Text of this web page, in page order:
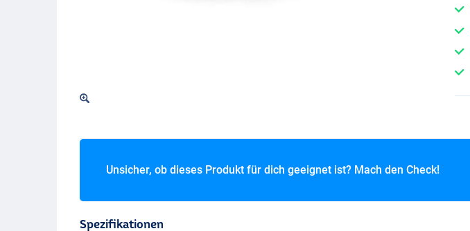
Unsicher, ob dieses Produkt für dich geeignet ist? Mach den Check!
Spezifikationen